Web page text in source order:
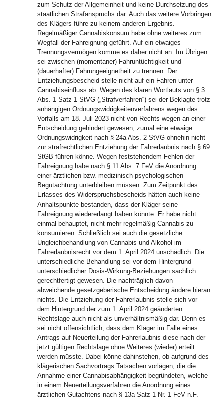
zum Schutz der Allgemeinheit und keine Durchsetzung des
staatlichen Strafanspruchs dar. Auch das weitere Vorbringen
des Klägers führe zu keinem anderen Ergebnis.
Regelmäßiger Cannabiskonsum habe ohne weiteres zum
Wegfall der Fahreignung geführt. Auf ein etwaiges
Trennungsvermögen komme es daher nicht an. Im Übrigen
sei zwischen (momentaner) Fahruntüchtigkeit und
(dauerhafter) Fahrungeeignetheit zu trennen. Der
Entziehungsbescheid stelle nicht auf ein Fahren unter
Cannabiseinfluss ab. Wegen des klaren Wortlauts von § 3
Abs. 1 Satz 1 StVG („Strafverfahren“) sei der Beklagte trotz
anhängigen Ordnungswidrigkeitenverfahrens wegen des
Vorfalls am 18. Juli 2023 nicht von Rechts wegen an einer
Entscheidung gehindert gewesen, zumal eine etwaige
Ordnungswidrigkeit nach § 24a Abs. 2 StVG ohnehin nicht
zur strafrechtlichen Entziehung der Fahrerlaubnis nach § 69
StGB führen könne. Wegen feststehendem Fehlen der
Fahreignung habe nach § 11 Abs. 7 FeV die Anordnung
einer ärztlichen bzw. medizinisch-psychologischen
Begutachtung unterbleiben müssen. Zum Zeitpunkt des
Erlasses des Widerspruchsbescheids hätten auch keine
Anhaltspunkte bestanden, dass der Kläger seine
Fahreignung wiedererlangt haben könnte. Er habe nicht
einmal behauptet, nicht mehr regelmäßig Cannabis zu
konsumieren. Schließlich sei auch die gesetzliche
Ungleichbehandlung von Cannabis und Alkohol im
Fahrerlaubnisrecht vor dem 1. April 2024 unschädlich. Die
unterschiedliche Behandlung sei vor dem Hintergrund
unterschiedlicher Dosis-Wirkung-Beziehungen sachlich
gerechtfertigt gewesen. Die nachträglich davon
abweichende gesetzgeberische Entscheidung ändere hieran
nichts. Die Entziehung der Fahrerlaubnis stelle sich vor
dem Hintergrund der zum 1. April 2024 geänderten
Rechtslage auch nicht als unverhältnismäßig dar. Denn es
sei nicht offensichtlich, dass dem Kläger im Falle eines
Antrags auf Neuerteilung der Fahrerlaubnis diese nach der
jetzt gültigen Rechtslage ohne Weiteres (wieder) erteilt
werden müsste. Dabei könne dahinstehen, ob aufgrund des
klägerischen Sachvortrags Tatsachen vorlägen, die die
Annahme einer Cannabisabhängigkeit begründeten, welche
in einem Neuerteilungsverfahren die Anordnung eines
ärztlichen Gutachtens nach § 13a Satz 1 Nr. 1 FeV n.F.